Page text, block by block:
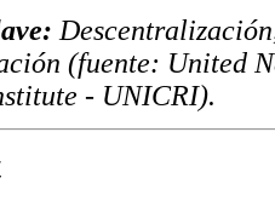
(fuente: United
- UNICRI).